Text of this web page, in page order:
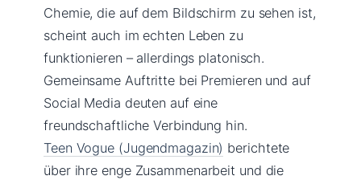
Chemie, die auf dem Bildschirm zu sehen ist,
scheint auch im echten Leben zu
funktionieren – allerdings platonisch.
Gemeinsame Auftritte bei Premieren und auf
Social Media deuten auf eine
freundschaftliche Verbindung hin.
Teen Vogue (Jugendmagazin) berichtete
über ihre enge Zusammenarbeit und die